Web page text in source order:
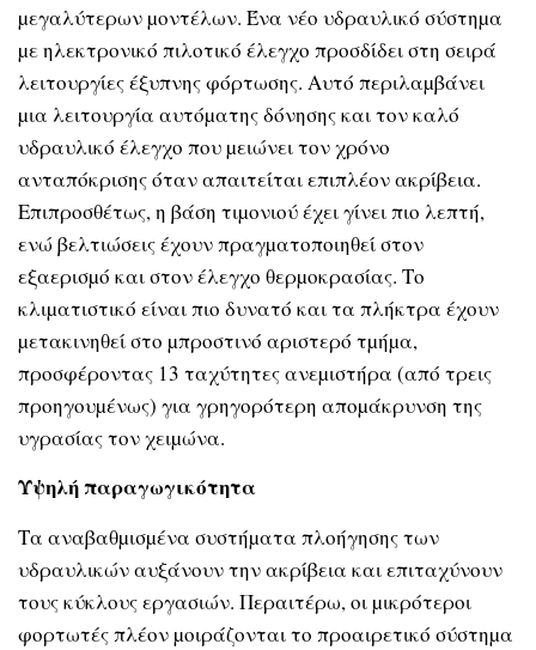
µεγαλύτερων µοντέλων. Ένα νέο υδραυλικό σύστηµα
µε ηλεκτρονικό πιλοτικό έλεγχο προσδίδει στη σειρά
λειτουργίες έξυπνης φόρτωσης. Αυτό περιλαµβάνει
µια λειτουργία αυτόµατης δόνησης και τον καλό
υδραυλικό έλεγχο που µειώνει τον χρόνο
ανταπόκρισης όταν απαιτείται επιπλέον ακρίβεια.
Επιπροσθέτως, η βάση τιµονιού έχει γίνει πιο λεπτή,
ενώ βελτιώσεις έχουν πραγµατοποιηθεί στον
εξαερισµό και στον έλεγχο θερµοκρασίας. Το
κλιµατιστικό είναι πιο δυνατό και τα πλήκτρα έχουν
µετακινηθεί στο µπροστινό αριστερό τµήµα,
προσφέροντας 13 ταχύτητες ανεµιστήρα (από τρεις
προηγουµένως) για γρηγορότερη αποµάκρυνση της
υγρασίας τον χειµώνα.
Υψηλή παραγωγικότητα
Τα αναβαθµισµένα συστήµατα πλοήγησης των
υδραυλικών αυξάνουν την ακρίβεια και επιταχύνουν
τους κύκλους εργασιών. Περαιτέρω, οι µικρότεροι
φορτωτές πλέον µοιράζονται το προαιρετικό σύστηµα